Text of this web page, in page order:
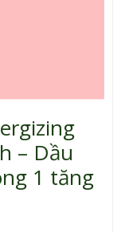
– Dầu
1 tăng